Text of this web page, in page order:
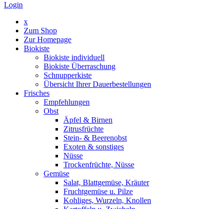
Login
x
Zum Shop
Zur Homepage
Biokiste
Biokiste individuell
Biokiste Überraschung
Schnupperkiste
Übersicht Ihrer Dauerbestellungen
Frisches
Empfehlungen
Obst
Äpfel & Birnen
Zitrusfrüchte
Stein- & Beerenobst
Exoten & sonstiges
Nüsse
Trockenfrüchte, Nüsse
Gemüse
Salat, Blattgemüse, Kräuter
Fruchtgemüse u. Pilze
Kohliges, Wurzeln, Knollen